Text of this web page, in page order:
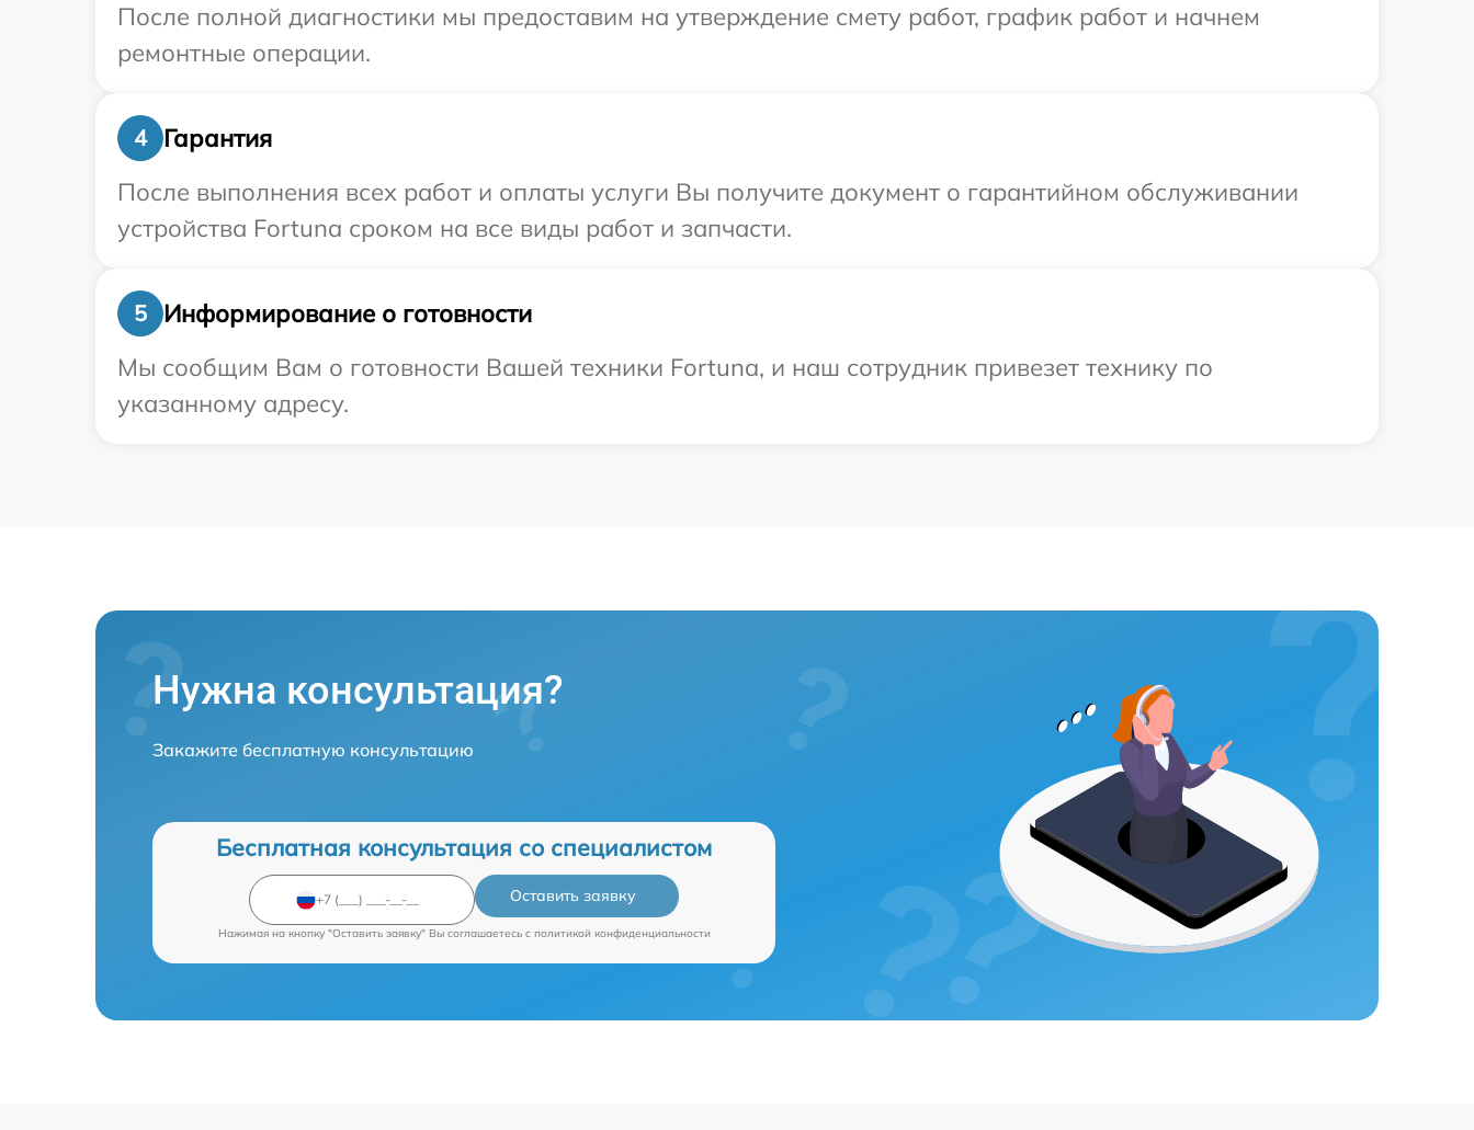
После полной диагностики мы предоставим на утверждение смету работ, график работ и начнем
ремонтные операции.
4
Гарантия
После выполнения всех работ и оплаты услуги Вы получите документ о гарантийном обслуживании
устройства Fortuna сроком на все виды работ и запчасти.
5
Информирование о готовности
Мы сообщим Вам о готовности Вашей техники Fortuna, и наш сотрудник привезет технику по
указанному адресу.
Нужна консультация?
Закажите бесплатную консультацию
Бесплатная консультация со специалистом
Оставить заявку
Нажимая на кнопку "Оставить заявку" Вы соглашаетесь c политикой конфиденциальности